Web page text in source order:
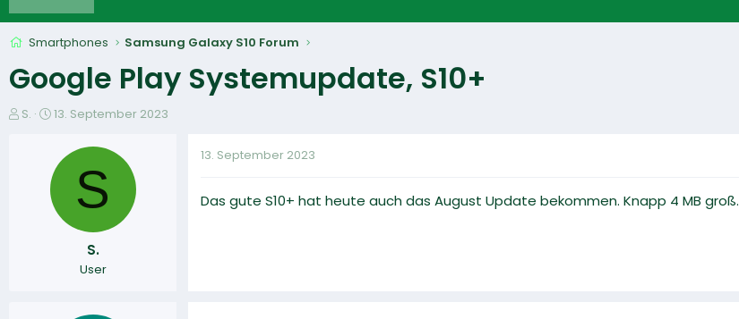
Smartphones Samsung Galaxy S10 Forum
Google Play Systemupdate, S10+
E
S.
E
t
l
13. September 2023
S
S.
User
13. September 2023
Das gute S10+ hat heute auch das August Update bekommen. Knapp 4 MB groß.